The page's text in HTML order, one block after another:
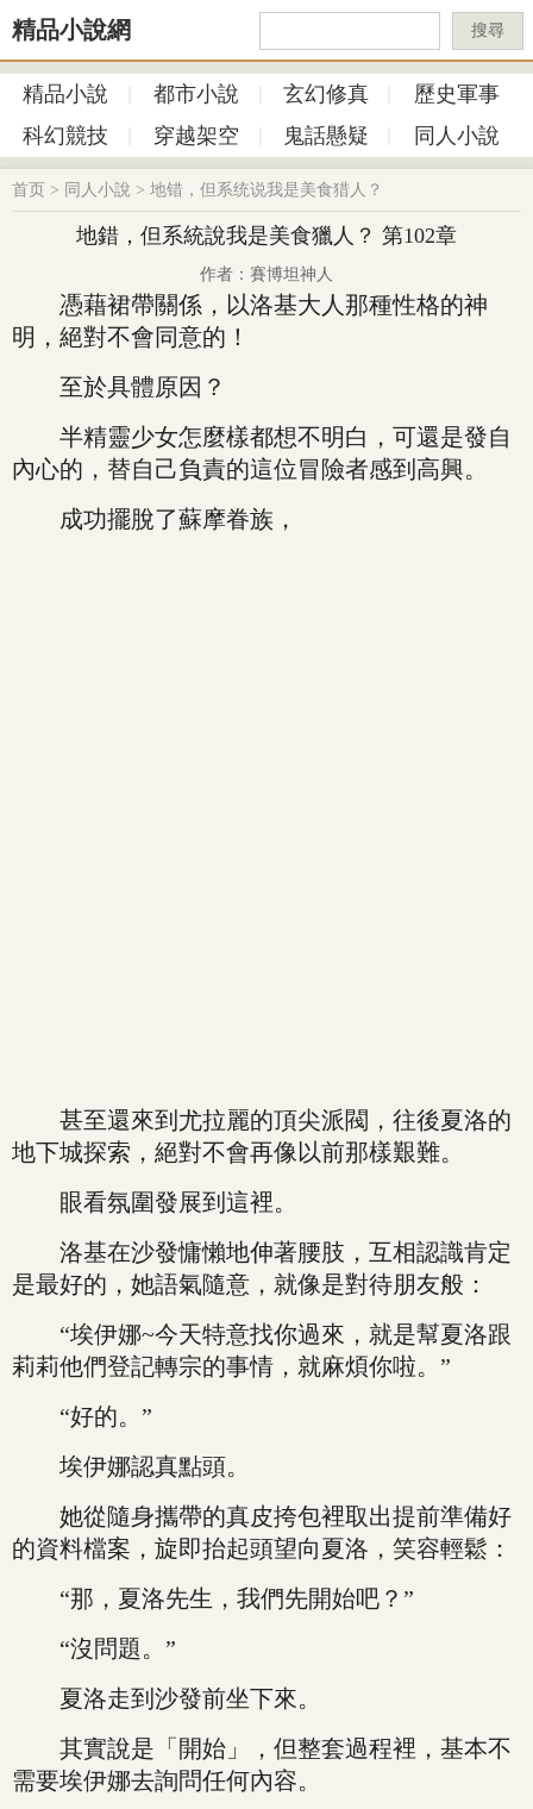
精品小說網 搜尋
精品小說 都市小說 玄幻修真
歷史軍事
科幻競技
穿越架空 鬼話懸疑 同人小說
首页 > 同人小說 > 地错，但系统说我是美食猎人？
地錯，但系統說我是美食獵人？ 第102章
作者：賽博坦神人
憑藉裙帶關係，以洛基大人那種性格的神
明，絕對不會同意的！
至於具體原因？
半精靈少女怎麼樣都想不明白，可還是發自
內心的，替自己負責的這位冒險者感到高興。
成功擺脫了蘇摩眷族，
甚至還來到尤拉麗的頂尖派閥，往後夏洛的
地下城探索，絕對不會再像以前那樣艱難。
眼看氛圍發展到這裡。
洛基在沙發慵懶地伸著腰肢，互相認識肯定
是最好的，她語氣隨意，就像是對待朋友般：
“埃伊娜~今天特意找你過來，就是幫夏洛跟
莉莉他們登記轉宗的事情，就麻煩你啦。”
“好的。”
埃伊娜認真點頭。
她從隨身攜帶的真皮挎包裡取出提前準備好
的資料檔案，旋即抬起頭望向夏洛，笑容輕鬆：
“那，夏洛先生，我們先開始吧？”
“沒問題。”
夏洛走到沙發前坐下來。
其實說是「開始」，但整套過程裡，基本不
需要埃伊娜去詢問任何內容。